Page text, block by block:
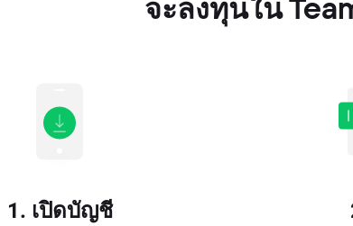
จะลงทุนใน
1. เปิดบัญชี